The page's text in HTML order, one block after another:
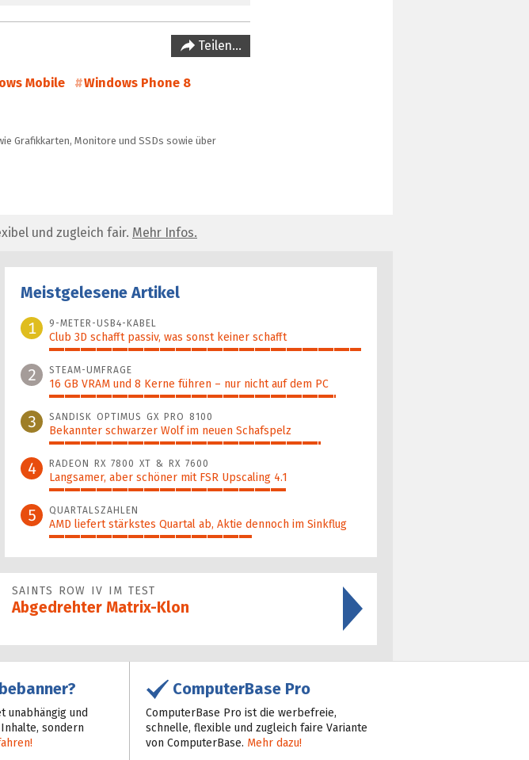
Teilen…
Mobile Windows Phone 8
Grafikkarten, Monitore und SSDs sowie über
und zugleich fair. Mehr Infos.
Meistgelesene Artikel
1
9-METER-USB4-KABEL
Club 3D schafft passiv, was sonst keiner schafft
100%
2 STEAM-UMFRAGE
16 GB VRAM und 8 Kerne führen – nur nicht auf dem PC
92%
3 SANDISK OPTIMUS GX PRO 8100
Bekannter schwarzer Wolf im neuen Schafspelz
87%
4 RADEON RX 7800 XT & RX 7600
Langsamer, aber schöner mit FSR Upscaling 4.1
76%
5 QUARTALSZAHLEN
AMD liefert stärkstes Quartal ab, Aktie dennoch im Sinkflug
65%
SAINTS ROW IV IM TEST
Abgedrehter Matrix-Klon
unabhängig und
sondern
ComputerBase Pro
ComputerBase Pro ist die werbefreie,
schnelle, flexible und zugleich faire Variante
von ComputerBase. Mehr dazu!